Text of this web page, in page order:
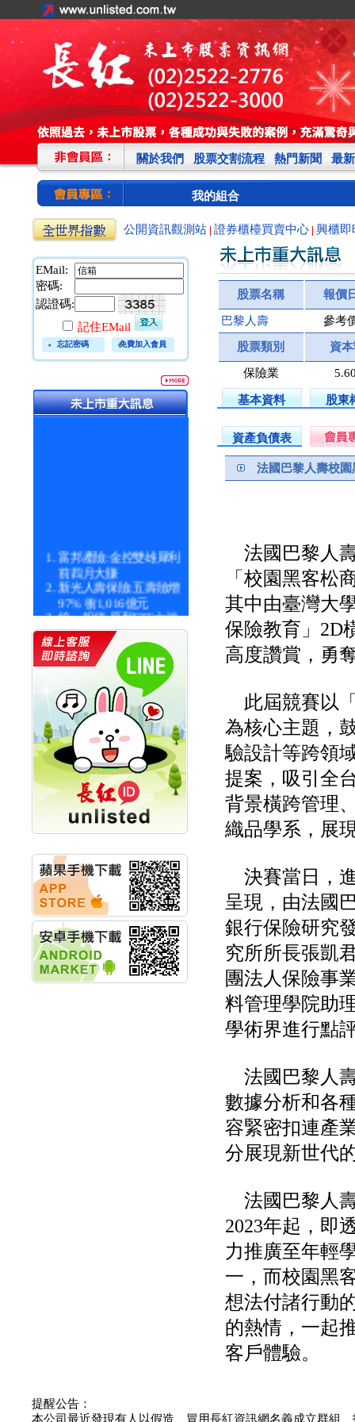
關於我們 股票交割流程 熱門新聞 最
我的組合
公開資訊觀測站 證券櫃檯買賣中心 興櫃即
EMail:
密碼:
認證碼:
記住EMail
忘記密碼 免費加入會員
富邦產險:金控雙雄犀利
前四月大賺
新光人壽保險:五壽險增
97% 衝1,016億元
統一投信:原型ETF六強
漲逾九成
統一投信:主動式ETF溢
價 被盯上
新光人壽保險:新壽Q1外
價金將達996億
宇辰系統科技:宇辰業績
創新高 啟動興櫃轉上櫃
計畫
明緯企業:明緯永續科技
競賽 以電源驅動善的力
量
秀育企業:秀育SHO-U儲
能系統 獲國內首張CNS
認證
從容擁抱台股主流
華旭先進:代重要子公司
碩通散熱股份有限公司
公告董事會通過發言人
及代理發
華旭先進:代重要子公司
碩通散熱股份有限公司
公告董事會決議發行員
工認股權
永信藥品工業:本公司委
外廠商活動網站消費者
股票名稱 報價
巴黎人壽 參考
股票類別 資
保險業
基本資料 股東
資產負債表
法國巴黎人壽校
法國巴黎人
「校園黑客松
其中由臺灣大
保險教育」2D
高度讚賞，勇
此屆競賽以
為核心主題，
驗設計等跨領
提案，吸引全
背景橫跨管理
織品學系，展
決賽當日，
呈現，由法國
銀行保險研究
究所所長張凱
團法人保險事
料管理學院助
學術界進行點
法國巴黎人
數據分析和各
容緊密扣連產
分展現新世代
法國巴黎人
2023年起，即
力推廣至年輕
一，而校園黑
想法付諸行動
的熱情，一起
客戶體驗。
提醒公告：
本公司最近發現有人以假造、冒用長紅資訊網名義成立群組